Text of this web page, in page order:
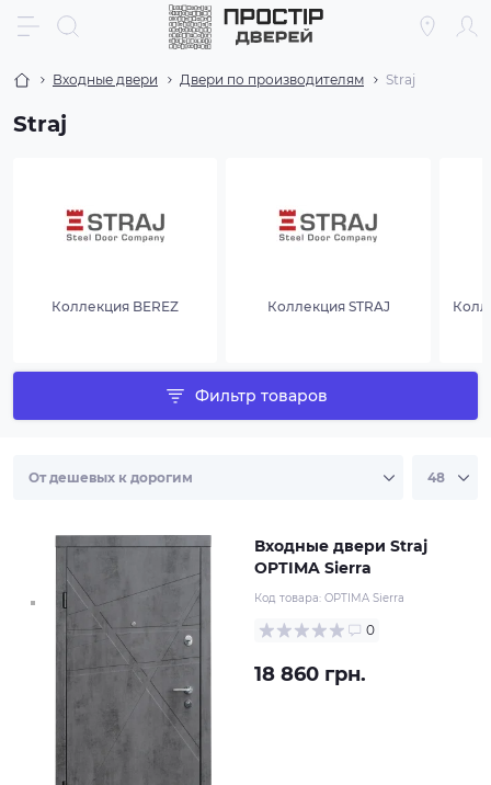
Входные двери Двери по производителям Straj
Straj
Коллекция BEREZ Коллекция STRAJ
Фильтр товаров
Входные двери Straj
OPTIMA Sierra
Код товара: OPTIMA Sierra
0
18 860 грн.